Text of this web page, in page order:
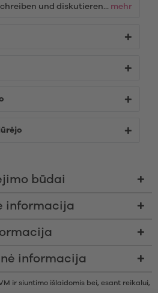
und diskutieren... mehr
būdai
informacija
informacija
ir siuntimo išlaidomis bei, esant reikalui,